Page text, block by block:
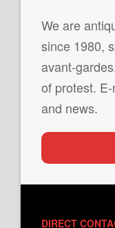
We are
since 1980,
avant-
of protest.
and news.
DIRECT